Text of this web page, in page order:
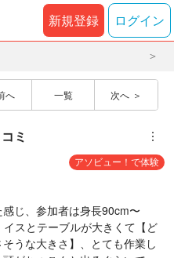
新規登録 ログイン
へ 一覧 次へ
ミ ︙
アソビュー！で体験
じ、参加者は身長90cm〜
スとテーブルが大きくて【ど
うな大きさ】、とても作業し